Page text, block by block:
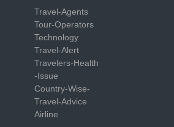
Travel-Agents
Tour-Operators
Technology
Travel-Alert
Travelers-Health
-Issue
Country-Wise-
Travel-Advice
Airline